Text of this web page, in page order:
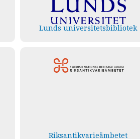
Lunds universitetsbibliotek
Riksantikvarieämbetet